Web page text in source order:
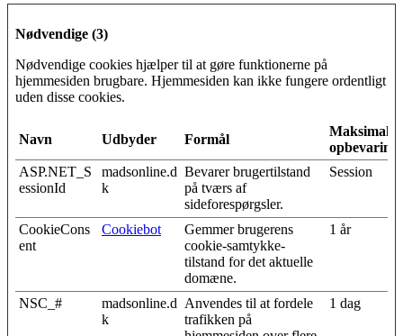
Nødvendige (3)
Nødvendige cookies hjælper til at gøre funktionerne på
hjemmesiden brugbare. Hjemmesiden kan ikke fungere ordentligt
uden disse cookies.
Navn Udbyder Formål
Maksimal
ASP.NET_S
essionId
madsonline.d
k
Bevarer brugertilstand
på tværs af
sideforespørgsler.
Session
CookieCons
ent
Cookiebot
Gemmer brugerens
cookie-samtykke-
tilstand for det aktuelle
domæne.
1 år
NSC_#
madsonline.d
k
Anvendes til at fordele
trafikken på
1 dag